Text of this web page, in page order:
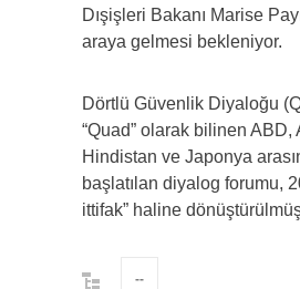
Dışişleri Bakanı Marise
araya gelmesi bekleniyor.
Dörtlü Güvenlik Diyaloğu
“Quad” olarak bilinen ABD,
Hindistan ve Japonya
başlatılan diyalog forumu,
ittifak” haline
--